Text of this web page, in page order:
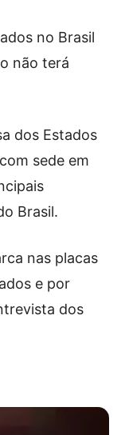
no Brasil
não terá
dos Estados
sede em
Brasil.
nas placas
e por
dos